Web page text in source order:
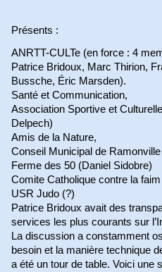
Présents :
ANRTT-CULTe (en force : 4
Patrice Bridoux, Marc Thirion,
Bussche, Éric Marsden).
Santé et Communication,
Association Sportive et
Delpech)
Amis de la Nature,
Conseil Municipal de
Ferme des 50 (Daniel Sidobre)
Comite Catholique contre la
USR Judo (?)
Patrice Bridoux avait des
services les plus courants sur
La discussion a constamment
besoin et la manière technique
a été un tour de table. Voici une